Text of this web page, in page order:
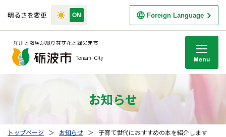
明るさを変更 Foreign Language
お知らせ
トップページ ＞ お知らせ ＞ 子育て世代におすすめの本を紹介します